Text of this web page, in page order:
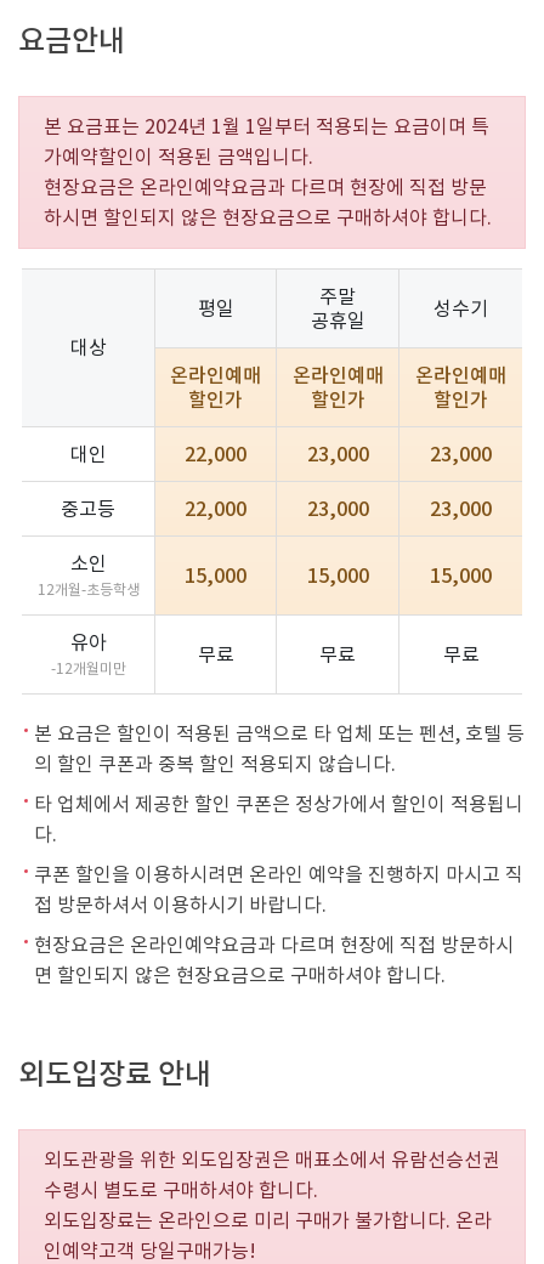
요금안내
본 요금표는 2024년 1월 1일부터 적용되는 요금이며 특
가예약할인이 적용된 금액입니다.
현장요금은 온라인예약요금과 다르며 현장에 직접 방문
하시면 할인되지 않은 현장요금으로 구매하셔야 합니다.
대상
평일
주말
공휴일
성수기
온라인예매
할인가
온라인예매
할인가
온라인예매
할인가
대인 22,000 23,000 23,000
중고등 22,000 23,000 23,000
소인
12개월-초등학생
15,000 15,000 15,000
유아
-12개월미만
무료 무료 무료
본 요금은 할인이 적용된 금액으로 타 업체 또는 펜션, 호텔 등
의 할인 쿠폰과 중복 할인 적용되지 않습니다.
타 업체에서 제공한 할인 쿠폰은 정상가에서 할인이 적용됩니
다.
쿠폰 할인을 이용하시려면 온라인 예약을 진행하지 마시고 직
접 방문하셔서 이용하시기 바랍니다.
현장요금은 온라인예약요금과 다르며 현장에 직접 방문하시
면 할인되지 않은 현장요금으로 구매하셔야 합니다.
외도입장료 안내
외도관광을 위한 외도입장권은 매표소에서 유람선승선권
수령시 별도로 구매하셔야 합니다.
외도입장료는 온라인으로 미리 구매가 불가합니다. 온라
인예약고객 당일구매가능!